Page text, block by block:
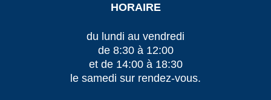
HORAIRE
du lundi au vendredi
de 8:30 à 12:00
et de 14:00 à 18:30
le samedi sur rendez-vous.